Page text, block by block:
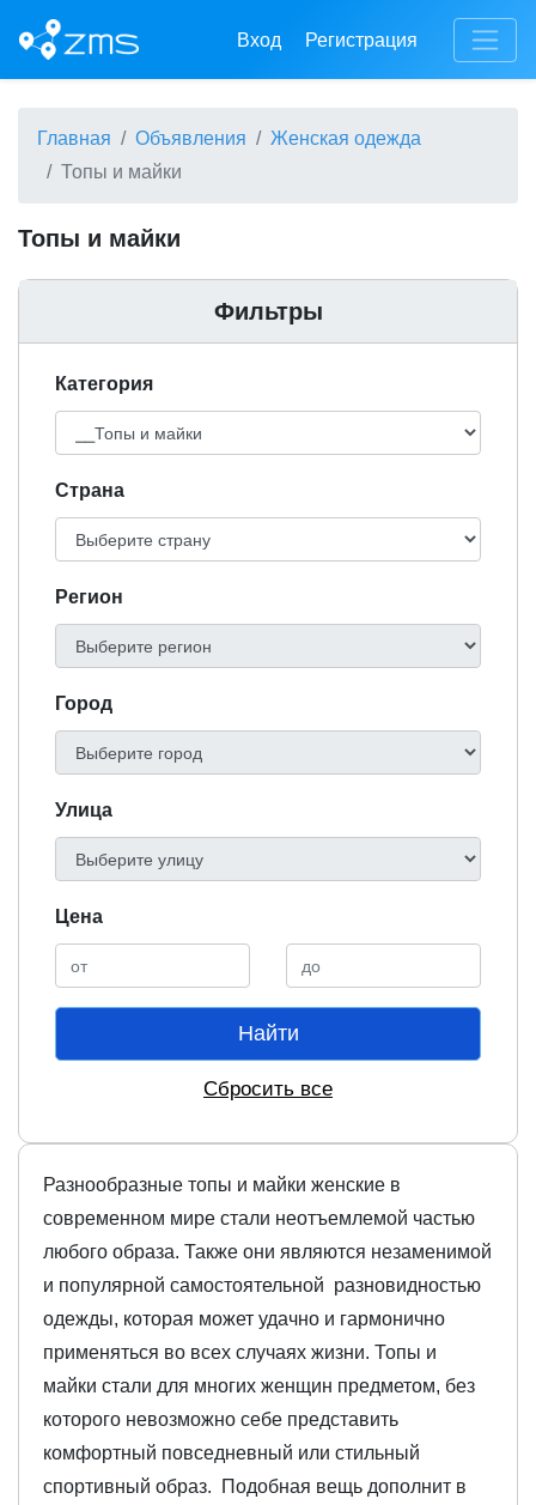
Вход Регистрация
Главная Объявления
Женская одежда
Топы и майки
Топы и майки
Фильтры
Категория
Cтрана
Регион
Город
Улица
Цена
Найти
Сбросить все
Разнообразные топы и майки женские в
современном мире стали неотъемлемой частью
любого образа. Также они являются незаменимой
и популярной самостоятельной разновидностью
одежды, которая может удачно и гармонично
применяться во всех случаях жизни. Топы и
майки стали для многих женщин предметом, без
которого невозможно себе представить
комфортный повседневный или стильный
спортивный образ. Подобная вещь дополнит в